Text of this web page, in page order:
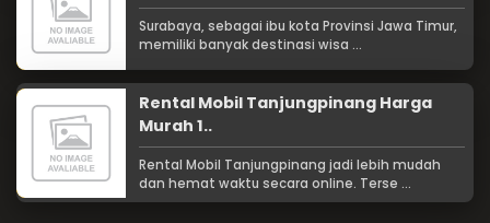
Surabaya, sebagai ibu kota Provinsi Jawa Timur,
memiliki banyak destinasi wisa ...
Rental Mobil Tanjungpinang Harga
Murah 1..
Rental Mobil Tanjungpinang jadi lebih mudah
dan hemat waktu secara online. Terse ...